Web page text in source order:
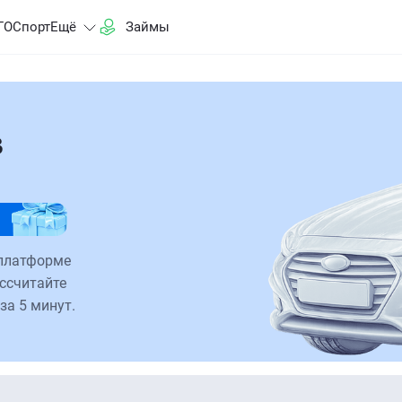
СпортЕщё Займы
5 минут.